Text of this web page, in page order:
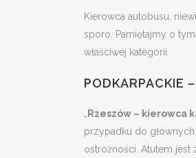
Kierowca autobusu,
sporo. Pamiętajmy o
właściwej kategorii.
PODKARPACKIE
„ Rzeszów – kierowca
przypadku do
ostrożności. Atutem